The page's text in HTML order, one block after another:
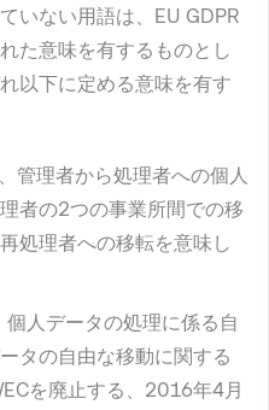
いない用語は、EU GDPR
た意味を有するものとし
以下に定める意味を有す
管理者から処理者への個人
者の2つの事業所間での移
処理者への移転を意味し
個人データの処理に係る自
タの自由な移動に関する
を廃止する、2016年4月